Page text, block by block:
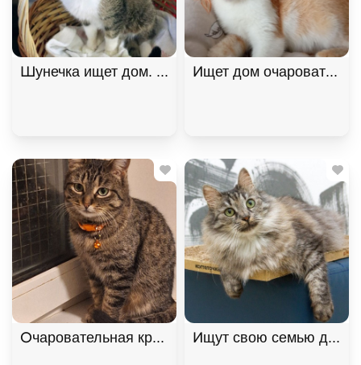
Шунечка ищет дом. В хорошие руки
Ищет дом
Очаровательная красавица София из МурМяу
Ищут свою семью два